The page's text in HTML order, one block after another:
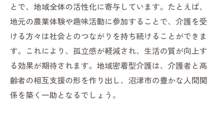
とで、地域全体の活性化に寄与しています。たとえば、
地元の農業体験や趣味活動に参加することで、介護を受
ける方々は社会とのつながりを持ち続けることができま
す。これにより、孤立感が軽減され、生活の質が向上す
る効果が期待されます。地域密着型介護は、介護者と高
齢者の相互支援の形を作り出し、沼津市の豊かな人間関
係を築く一助となるでしょう。